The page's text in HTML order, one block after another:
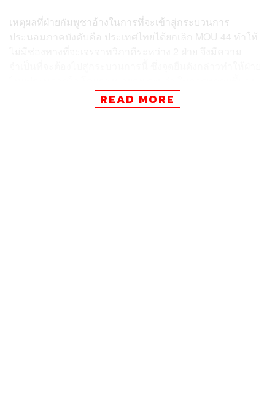
เหตุผลที่ฝ่ายกัมพูชาอ้างในการที่จะเข้าสู่กระบวนการ
ประนอมภาคบังคับคือ ประเทศไทยได้ยกเลิก MOU 44 ทำให้
กับฝ่ายกัมพูชา ไม่ว่าจะเป็นระดับระหว่างนายกรัฐมนตรี หรือ
ระดับระหว่างรองนายกฯ ที่เซบู ประเทศฟิลิปปินส์ ในช่วงการ
READ MORE